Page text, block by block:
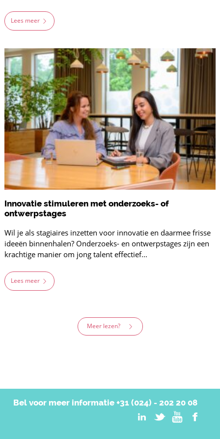
Lees meer
Innovatie stimuleren met onderzoeks- of
ontwerpstages
Wil je als stagiaires inzetten voor innovatie en daarmee frisse
ideeën binnenhalen? Onderzoeks- en ontwerpstages zijn een
krachtige manier om jong talent effectief...
Lees meer
Meer lezen?
Bel voor meer informatie +31 (024) - 202 20 08